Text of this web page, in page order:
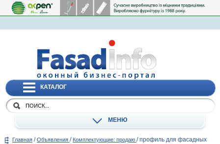
КАТАЛОГ
МЕНЮ
Главная / Объявления / Комплектующие: продаю / профиль для фасадных